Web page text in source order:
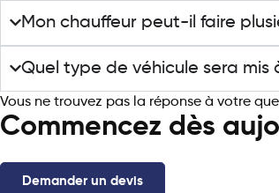
Mon chauffeur peut-il faire
Quel type de véhicule sera mis
Vous ne trouvez pas la réponse à votre
Commencez dès
Demander un devis